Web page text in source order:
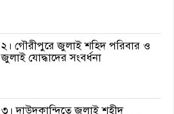
২। গৌরীপুরে জুলাই শহিদ পরিবার ও
জুলাই যোদ্ধাদের সংবর্ধনা
৩। দাউদকান্দিতে জুলাই শহীদ